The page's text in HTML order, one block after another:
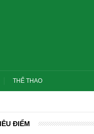
THỂ THAO
ĐIỂM